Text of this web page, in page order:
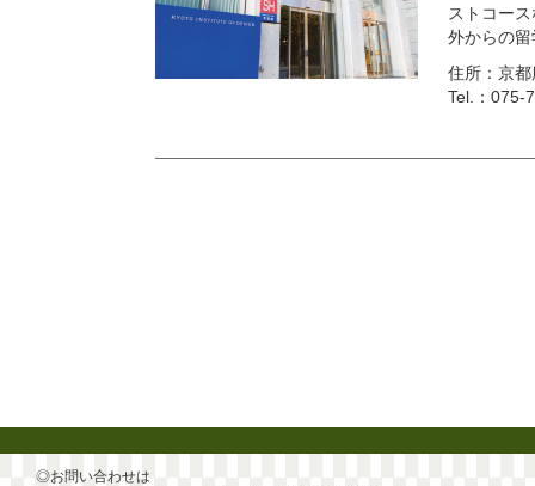
ストコー
外からの
住所：京
Tel.：075-
◎お問い合わせは